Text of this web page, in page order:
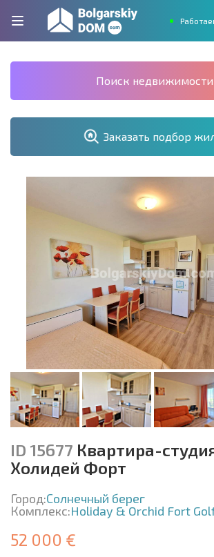
Поиск недвижимости
Заказать подбор
ID 15677 Квартира-
Холидей Форт
Город:Солнечный берег
Комплекс:Holiday & Orchid Fort
52 000 €